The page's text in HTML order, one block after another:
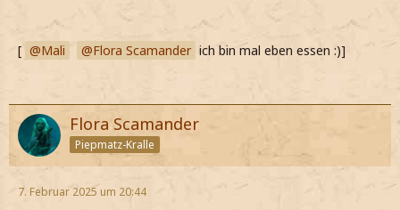
[ Mali Flora Scamander ich bin mal eben essen :)]
Flora Scamander
Piepmatz-Kralle
7. Februar 2025 um 20:44